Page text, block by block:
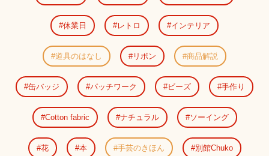
休業日 レトロ インテリア
道具のはなし リボン 商品解説
缶バッジ パッチワーク ビーズ 手作り
Cotton fabric ナチュラル ソーイング
花 本 手芸のきほん 別館Chuko